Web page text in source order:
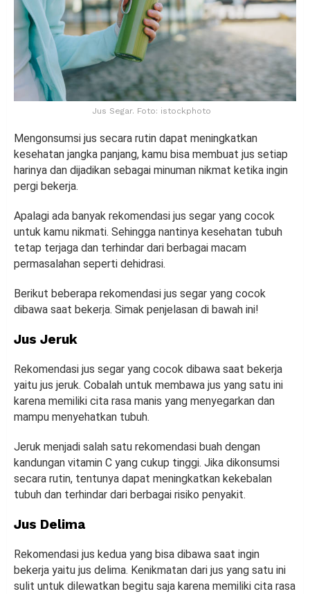
Jus Segar. Foto: istockphoto
Mengonsumsi jus secara rutin dapat meningkatkan
kesehatan jangka panjang, kamu bisa membuat jus setiap
harinya dan dijadikan sebagai minuman nikmat ketika ingin
pergi bekerja.
Apalagi ada banyak rekomendasi jus segar yang cocok
untuk kamu nikmati. Sehingga nantinya kesehatan tubuh
tetap terjaga dan terhindar dari berbagai macam
permasalahan seperti dehidrasi.
Berikut beberapa rekomendasi jus segar yang cocok
dibawa saat bekerja. Simak penjelasan di bawah ini!
Jus Jeruk
Rekomendasi jus segar yang cocok dibawa saat bekerja
yaitu jus jeruk. Cobalah untuk membawa jus yang satu ini
karena memiliki cita rasa manis yang menyegarkan dan
mampu menyehatkan tubuh.
Jeruk menjadi salah satu rekomendasi buah dengan
kandungan vitamin C yang cukup tinggi. Jika dikonsumsi
secara rutin, tentunya dapat meningkatkan kekebalan
tubuh dan terhindar dari berbagai risiko penyakit.
Jus Delima
Rekomendasi jus kedua yang bisa dibawa saat ingin
bekerja yaitu jus delima. Kenikmatan dari jus yang satu ini
sulit untuk dilewatkan begitu saja karena memiliki cita rasa